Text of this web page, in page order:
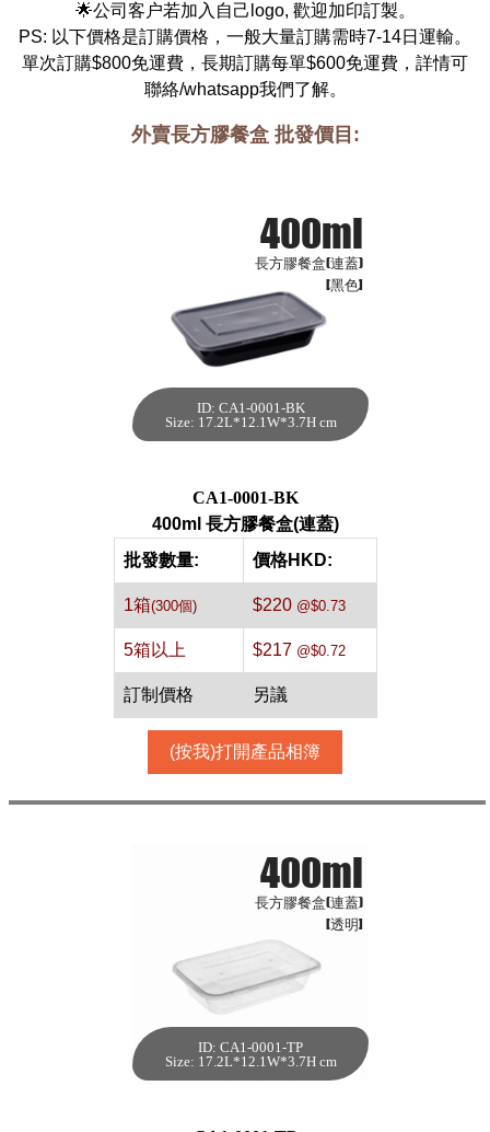
🌟公司客户若加入自己logo, 歡迎加印訂製。
PS: 以下價格是訂購價格，一般大量訂購需時7-14日運輸。
單次訂購$800免運費，長期訂購每單$600免運費，詳情可
聯絡/whatsapp我們了解。
外賣長方膠餐盒 批發價目:
400ml
長方膠餐盒(連蓋)
[黑色]
ID: CA1-0001-BK
Size: 17.2L*12.1W*3.7H cm
400ml 長方膠餐盒
(連蓋)[黑色,300件]
CA1-0001-BK
400ml 長方膠餐盒(連蓋)
批發數量:
價格HKD:
1箱(300個) $220@$0.73
5箱以上 $217 @$0.72
訂制價格 另議
(按我)打開產品相簿
400ml
長方膠餐盒(連蓋)
[透明]
ID: CA1-0001-TP
Size: 17.2L*12.1W*3.7H cm
400ml 長方膠餐盒
(連蓋)[透明,300件]